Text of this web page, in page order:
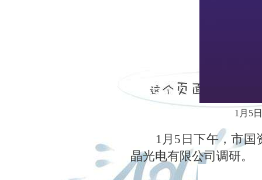
1月5
1月5日下午，市
晶光电有限公司调研。